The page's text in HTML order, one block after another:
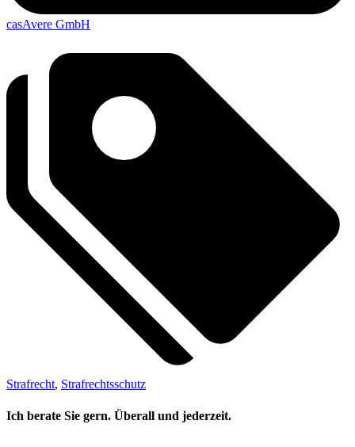
casAvere GmbH
Strafrecht, Strafrechtsschutz
Ich berate Sie gern. Überall und jederzeit.